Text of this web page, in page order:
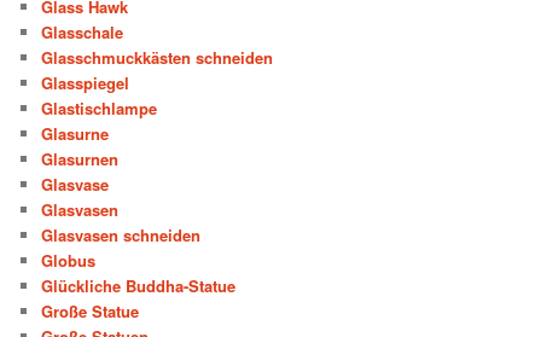
Glass Hawk
Glasschale
Glasschmuckkästen schneiden
Glasspiegel
Glastischlampe
Glasurne
Glasurnen
Glasvase
Glasvasen
Glasvasen schneiden
Globus
Glückliche Buddha-Statue
Große Statue